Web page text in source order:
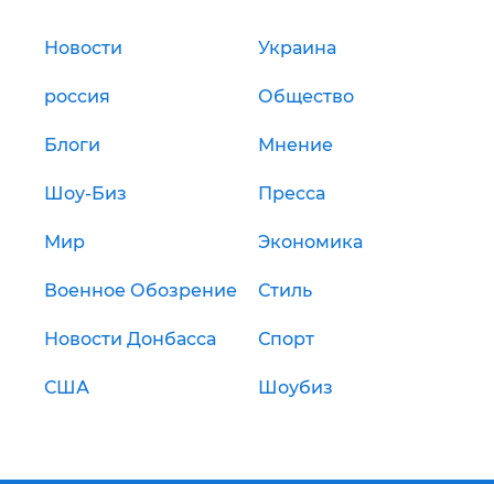
Новости Украина
россия Общество
Блоги Мнение
Шоу-Биз Пресса
Мир Экономика
Военное Обозрение Стиль
Новости Донбасса Спорт
США Шоубиз